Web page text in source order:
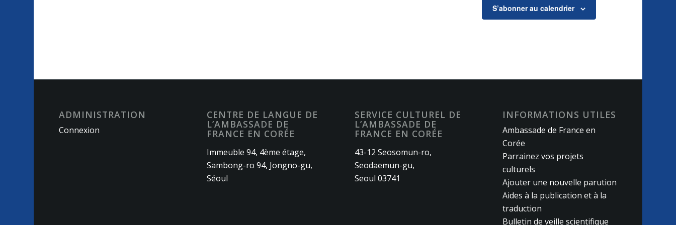
S’abonner au calendrier
ADMINISTRATION
Connexion
CENTRE DE LANGUE DE
L’AMBASSADE DE
FRANCE EN CORÉE
Immeuble 94, 4ème étage,
Sambong-ro 94, Jongno-gu,
Séoul
SERVICE CULTUREL DE
L’AMBASSADE DE
FRANCE EN CORÉE
43-12 Seosomun-ro,
Seodaemun-gu,
Seoul 03741
INFORMATIONS UTILES
Ambassade de France en
Corée
Parrainez vos projets
culturels
Ajouter une nouvelle parution
Aides à la publication et à la
traduction
Bulletin de veille scientifique